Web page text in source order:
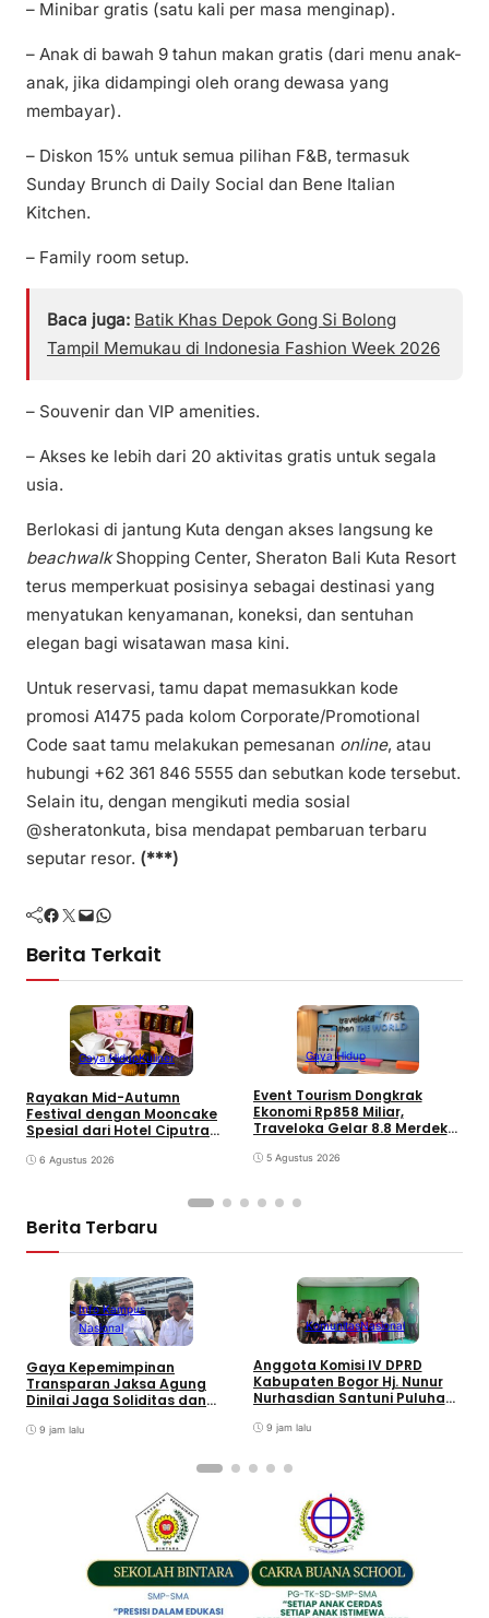
– Minibar gratis (satu kali per masa menginap).
– Anak di bawah 9 tahun makan gratis (dari menu anak-
anak, jika didampingi oleh orang dewasa yang
membayar).
– Diskon 15% untuk semua pilihan F&B, termasuk
Sunday Brunch di Daily Social dan Bene Italian
Kitchen.
– Family room setup.
Baca juga: Batik Khas Depok Gong Si Bolong
Tampil Memukau di Indonesia Fashion Week 2026
– Souvenir dan VIP amenities.
– Akses ke lebih dari 20 aktivitas gratis untuk segala
usia.
Berlokasi di jantung Kuta dengan akses langsung ke
beachwalkShopping Center, Sheraton Bali Kuta Resort
terus memperkuat posisinya sebagai destinasi yang
menyatukan kenyamanan, koneksi, dan sentuhan
elegan bagi wisatawan masa kini.
Untuk reservasi, tamu dapat memasukkan kode
promosi A1475 pada kolom Corporate/Promotional
Code saat tamu melakukan pemesanan online, atau
hubungi +62 361 846 5555 dan sebutkan kode tersebut.
Selain itu, dengan mengikuti media sosial
@sheratonkuta, bisa mendapat pembaruan terbaru
seputar resor. (***)
Facebook Twitter Mail WhatsApp
Berita Terkait
Gaya HidupKuliner
Rayakan Mid-Autumn
Festival dengan Mooncake
Spesial dari Hotel Ciputra
6 Agustus 2026
Gaya Hidup
Event Tourism Dongkrak
Ekonomi Rp858 Miliar,
Traveloka Gelar 8.8 Merdeka
5 Agustus 2026
Berita Terbaru
Info Kampus
Nasional
Gaya Kepemimpinan
Transparan Jaksa Agung
Dinilai Jaga Soliditas dan
Adhyaksa
9 jam lalu
KomunitasNasional
Anggota Komisi IV DPRD
Kabupaten Bogor Hj. Nunur
Nurhasdian Santuni Puluhan
9 jam lalu